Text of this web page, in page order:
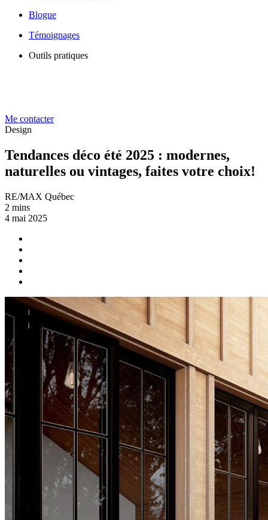
Blogue
Témoignages
Outils pratiques
Me contacter
Design
Tendances déco été 2025 : modernes,
naturelles ou vintages, faites votre choix!
RE/MAX Québec
2 mins
4 mai 2025